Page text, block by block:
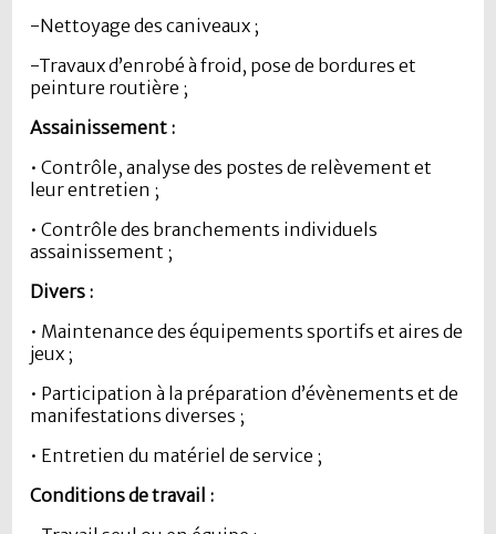
-Nettoyage des caniveaux ;
-Travaux d’enrobé à froid, pose de bordures et
peinture routière ;
Assainissement :
• Contrôle, analyse des postes de relèvement et
leur entretien ;
• Contrôle des branchements individuels
assainissement ;
Divers :
• Maintenance des équipements sportifs et aires de
jeux ;
• Participation à la préparation d’évènements et de
manifestations diverses ;
• Entretien du matériel de service ;
Conditions de travail :